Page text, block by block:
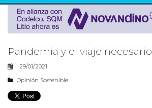
Pandemia y el viaje necesario
29/01/2021
Opinión Sostenible